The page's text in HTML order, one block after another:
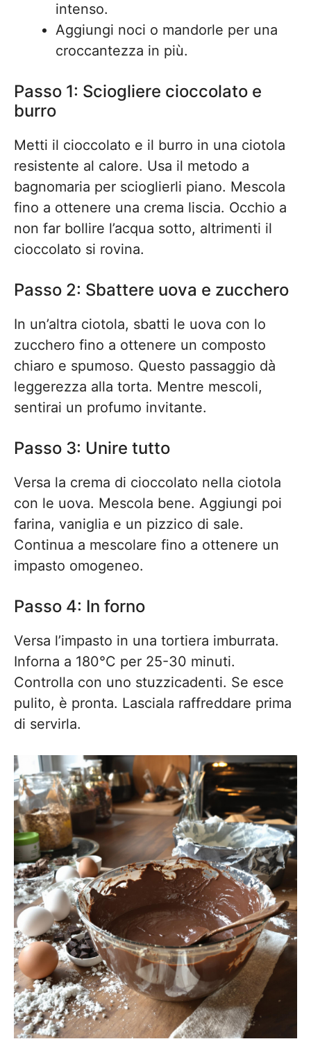
intenso.
Aggiungi noci o mandorle per una
croccantezza in più.
Passo 1: Sciogliere cioccolato e
burro
Metti il cioccolato e il burro in una ciotola
resistente al calore. Usa il metodo a
bagnomaria per scioglierli piano. Mescola
fino a ottenere una crema liscia. Occhio a
non far bollire l’acqua sotto, altrimenti il
cioccolato si rovina.
Passo 2: Sbattere uova e zucchero
In un’altra ciotola, sbatti le uova con lo
zucchero fino a ottenere un composto
chiaro e spumoso. Questo passaggio dà
leggerezza alla torta. Mentre mescoli,
sentirai un profumo invitante.
Passo 3: Unire tutto
Versa la crema di cioccolato nella ciotola
con le uova. Mescola bene. Aggiungi poi
farina, vaniglia e un pizzico di sale.
Continua a mescolare fino a ottenere un
impasto omogeneo.
Passo 4: In forno
Versa l’impasto in una tortiera imburrata.
Inforna a 180°C per 25-30 minuti.
Controlla con uno stuzzicadenti. Se esce
pulito, è pronta. Lasciala raffreddare prima
di servirla.